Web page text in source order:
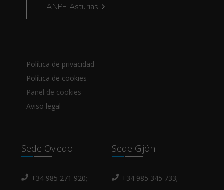
ANPE Asturias
Política de privacidad
Política de cookies
Panel de cookies
Aviso legal
Sede Oviedo
+34 985 271 920;
Sede Gijón
+34 985 345 733;